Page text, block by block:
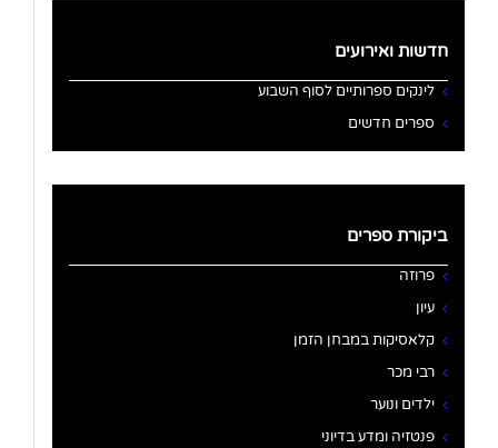
חדשות ואירועים
לינקים ספרותיים לסוף השבוע
ספרים חדשים
ביקורת ספרים
פרוזה
עיון
קלאסיקות במבחן הזמן
רבי מכר
ילדים ונוער
פנטזיה ומדע בדיוני